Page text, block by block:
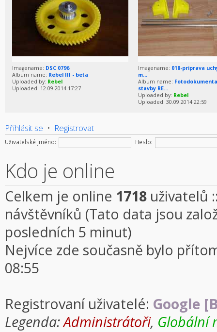
Imagename: DSC 0796
Album name: Rebel III - beta
Uploaded by: Rebel
Uploaded: 12.09.2014 17:27
Imagename: 018-priprava
m...
Album name:
stavby RE...
Uploaded by: Rebel
Uploaded: 30.09.2014 22:59
Přihlásit se • Registrovat
Uživatelské jméno: Heslo:
Kdo je online
Celkem je online 1718 uživatelů
návštěvníků (Tato data jsou
posledních 5 minut)
Nejvíce zde současně bylo
08:55
Registrovaní uživatelé: Google
Legenda:Administrátoři, Globální